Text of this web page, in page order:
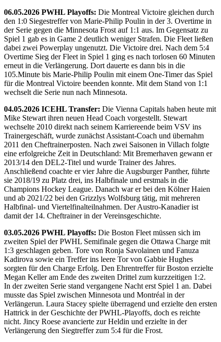
06.05.2026 PWHL Playoffs: Die Montreal Victoire gleichen durch
den 1:0 Siegestreffer von Marie-Philip Poulin in der 3. Overtime in
der Serie gegen die Minnesota Frost auf 1:1 aus. Im Gegensatz zu
Spiel 1 gab es in Game 2 deutlich weniger Strafen. Die Fleet ließen
dabei zwei Powerplay ungenutzt. Die Victoire drei. Nach dem 5:4
Overtime Sieg der Fleet in Spiel 1 ging es nach torlosen 60 Minuten
erneut in die Verlängerung. Dort dauerte es dann bis in die
105.Minute bis Marie-Philip Poulin mit einem One-Timer das Spiel
für die Montreal Victoire beenden konnte. Mit dem Stand von 1:1
wechselt die Serie nun nach Minnesota.
04.05.2026 ICEHL Transfer: Die Vienna Capitals haben heute mit
Mike Stewart ihren neuen Head Coach vorgestellt. Stewart
wechselte 2010 direkt nach seinem Karriereende beim VSV ins
Trainergeschäft, wurde zunächst Assistant-Coach und übernahm
2011 den Cheftrainerposten. Nach zwei Saisonen in Villach folgte
eine erfolgreiche Zeit in Deutschland: Mit Bremerhaven gewann er
2013/14 den DEL2-Titel und wurde Trainer des Jahres.
Anschließend coachte er vier Jahre die Augsburger Panther, führte
sie 2018/19 zu Platz drei, ins Halbfinale und erstmals in die
Champions Hockey League. Danach war er bei den Kölner Haien
und ab 2021/22 bei den Grizzlys Wolfsburg tätig, mit mehreren
Halbfinal- und Viertelfinalteilnahmen. Der Austro-Kanadier ist
damit der 14. Cheftrainer in der Vereinsgeschichte.
03.05.2026 PWHL Playoffs: Die Boston Fleet müssen sich im
zweiten Spiel der PWHL Semifinale gegen die Ottawa Charge mit
1:3 geschlagen geben. Tore von Ronja Savolainen und Fanuza
Kadirova sowie ein Treffer ins leere Tor von Gabbie Hughes
sorgten für den Charge Erfolg. Den Ehrentreffer für Boston erzielte
Megan Keller am Ende des zweiten Drittel zum kurzzeitigen 1:2.
In der zweiten Serie stand vergangene Nacht erst Spiel 1 an. Dabei
musste das Spiel zwischen Minnesota und Montréal in der
Verlängerun. Laura Stacey spielte überragend und erzielte den ersten
Hattrick in der Geschichte der PWHL-Playoffs, doch es reichte
nicht. Jincy Roese avancierte zur Heldin und erzielte in der
Verlängerung den Siegtreffer zum 5:4 für die Frost.